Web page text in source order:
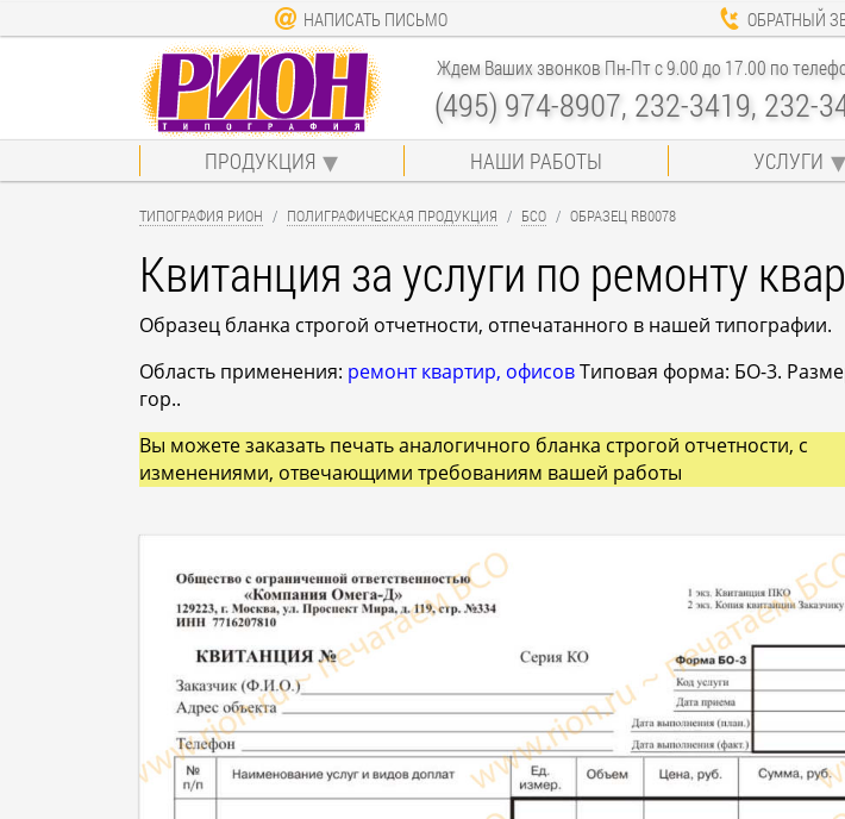
НАПИСАТЬ ПИСЬМО ОБРАТНЫЙ
Ждем Ваших звонков Пн-Пт с 9.00 до 17.00 по
(495) 974-8907, 232-3419, 232-
ПРОДУКЦИЯ НАШИ РАБОТЫ УСЛУГИ
ТИПОГРАФИЯ РИОН ПОЛИГРАФИЧЕСКАЯ ПРОДУКЦИЯ БСО ОБРАЗЕЦ RB0078
Квитанция за услуги по ремонту
Образец бланка строгой отчетности, отпечатанного в нашей типографии.
Область применения: ремонт квартир, офисовТиповая форма: БО-3.
гор..
Вы можете заказать печать аналогичного бланка строгой отчетности, с
изменениями, отвечающими требованиям вашей работы